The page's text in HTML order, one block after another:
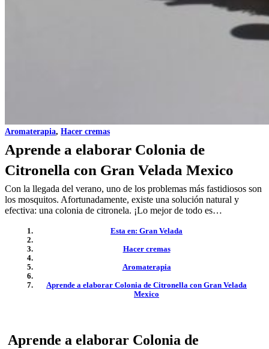
Aromaterapia, Hacer cremas
Aprende a elaborar Colonia de
Citronella con Gran Velada Mexico
Con la llegada del verano, uno de los problemas más fastidiosos son
los mosquitos. Afortunadamente, existe una solución natural y
efectiva: una colonia de citronela. ¡Lo mejor de todo es…
Esta en: Gran Velada
Hacer cremas
Aromaterapia
Aprende a elaborar Colonia de Citronella con Gran Velada
Mexico
Aprende a elaborar Colonia de